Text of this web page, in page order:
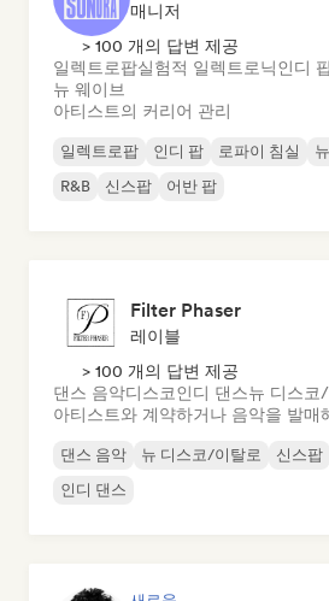
매니저
> 100 개의 답변 제공
일렉트로팝실험적 일렉트로닉인디
뉴 웨이브
아티스트의 커리어 관리
일렉트로팝 인디 팝 로파이 침실
R&B
신스팝 어반 팝
Filter Phaser
레이블
> 100 개의 답변 제공
댄스 음악디스코인디 댄스뉴 디스코
아티스트와 계약하거나 음악을 발매
댄스 음악 뉴 디스코/이탈로 신스팝
인디 댄스